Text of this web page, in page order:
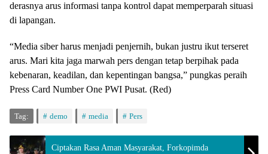
derasnya arus informasi tanpa kontrol dapat memperparah situasi
di lapangan.
“Media siber harus menjadi penjernih, bukan justru ikut terseret
arus. Mari kita jaga marwah pers dengan tetap berpihak pada
kebenaran, keadilan, dan kepentingan bangsa,” pungkas peraih
Press Card Number One PWI Pusat. (Red)
Tag: demo media Pers
Ciptakan Rasa Aman Masyarakat, Forkopimda